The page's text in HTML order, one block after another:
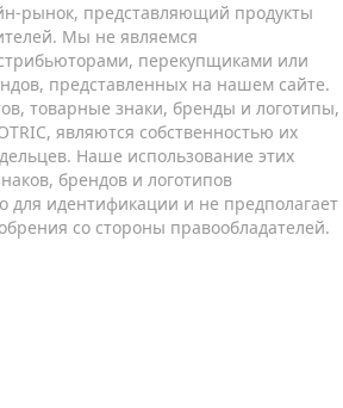
рынок, представляющий продукты
Мы не являемся
перекупщиками или
представленных на нашем сайте.
товарные знаки, бренды и логотипы,
являются собственностью их
Наше использование этих
брендов и логотипов
для идентификации и не предполагает
со стороны правообладателей.